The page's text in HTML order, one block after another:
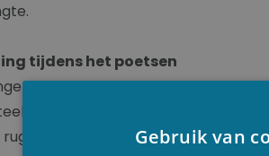
tijdens het poetsen
gezien, maar dan kan je
lang genoeg is, de
hebt en buig door de voorste
Gebruik van